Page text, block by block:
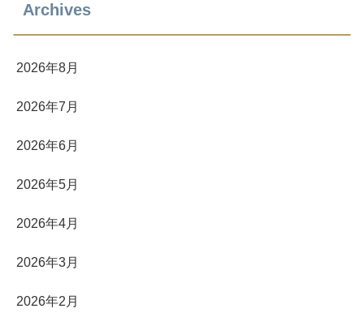
Archives
2026年8月
2026年7月
2026年6月
2026年5月
2026年4月
2026年3月
2026年2月